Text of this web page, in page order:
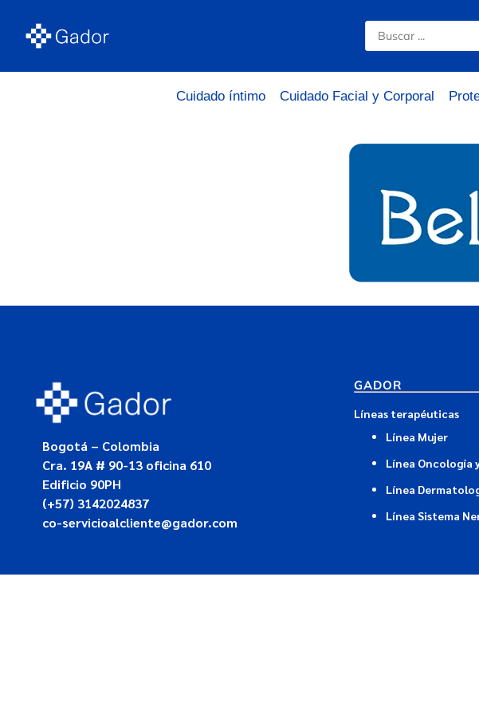
Cuidado íntimo Cuidado Facial y Corporal
Bogotá – Colombia
Cra. 19A # 90-13 oficina 610
Edificio 90PH
(+57) 3142024837
co-servicioalcliente@gador.com
GADOR
Líneas terapéuticas
Línea Mujer
Línea Oncología
Línea
Línea Sistema